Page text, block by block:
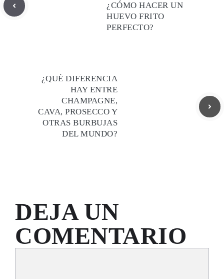
¿CÓMO HACER UN
HUEVO FRITO
PERFECTO?
¿QUÉ DIFERENCIA
HAY ENTRE
CHAMPAGNE,
CAVA, PROSECCO Y
OTRAS BURBUJAS
DEL MUNDO?
DEJA UN
COMENTARIO